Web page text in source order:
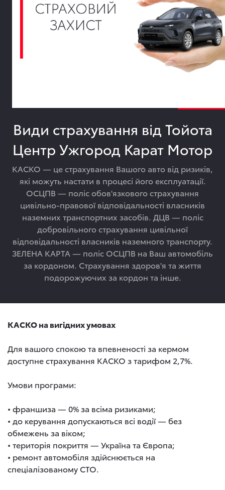
Види страхування від Тойота
Центр Ужгород Карат Мотор
КАСКО — це страхування Вашого авто від ризиків,
які можуть настати в процесі його експлуатації.
ОСЦПВ — поліс обов'язкового страхування
цивільно-правової відповідальності власників
наземних транспортних засобів. ДЦВ — поліс
добровільного страхування цивільної
відповідальності власників наземного транспорту.
ЗЕЛЕНА КАРТА — поліс ОСЦПВ на Ваш автомобіль
за кордоном. Страхування здоров'я та життя
подорожуючих за кордон та інше.
КАСКО на вигідних умовах
Для вашого спокою та впевненості за кермом
доступне страхування КАСКО з тарифом 2,7%.
Умови програми:
• франшиза — 0% за всіма ризиками;
• до керування допускаються всі водії — без
обмежень за віком;
• територія покриття — Україна та Європа;
• ремонт автомобіля здійснюється на
спеціалізованому СТО.